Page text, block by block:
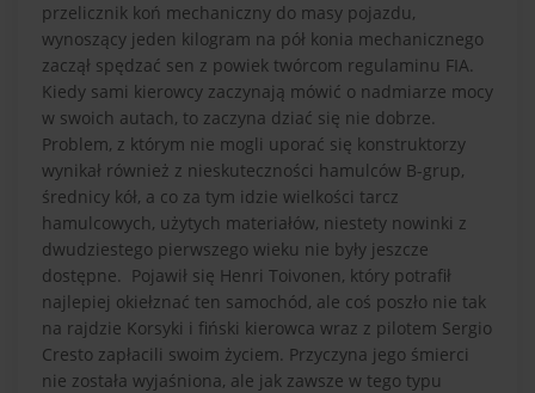
przelicznik koń mechaniczny do masy pojazdu,
wynoszący jeden kilogram na pół konia mechanicznego
zaczął spędzać sen z powiek twórcom regulaminu FIA.
Kiedy sami kierowcy zaczynają mówić o nadmiarze mocy
w swoich autach, to zaczyna dziać się nie dobrze.
Problem, z którym nie mogli uporać się konstruktorzy
wynikał również z nieskuteczności hamulców B-grup,
średnicy kół, a co za tym idzie wielkości tarcz
hamulcowych, użytych materiałów, niestety nowinki z
dwudziestego pierwszego wieku nie były jeszcze
dostępne. Pojawił się Henri Toivonen, który potrafił
najlepiej okiełznać ten samochód, ale coś poszło nie tak
na rajdzie Korsyki i fiński kierowca wraz z pilotem Sergio
Cresto zapłacili swoim życiem. Przyczyna jego śmierci
nie została wyjaśniona, ale jak zawsze w tego typu